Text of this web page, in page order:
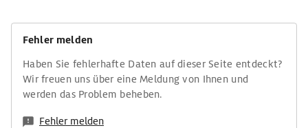
Fehler melden
Haben Sie fehlerhafte Daten auf dieser Seite entdeckt?
Wir freuen uns über eine Meldung von Ihnen und
werden das Problem beheben.
Fehler melden